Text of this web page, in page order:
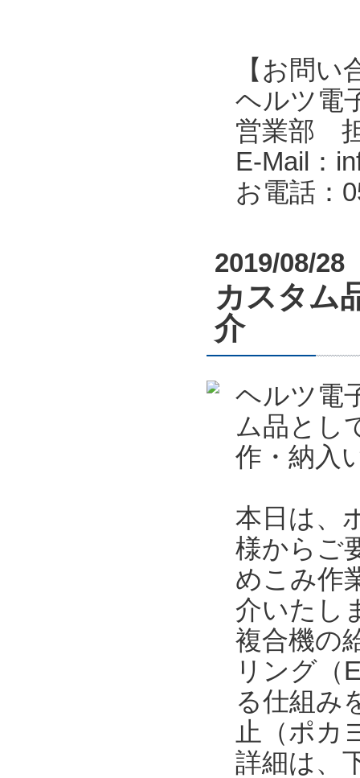
【お問い
ヘルツ電
営業部
E-Mail：
お電話：
2019/08/28
カスタム
介
ヘルツ電
ム品とし
作・納入
本日は、
様からご
めこみ作
介いたし
複合機の
リング（
る仕組み
止（ポカ
詳細は、